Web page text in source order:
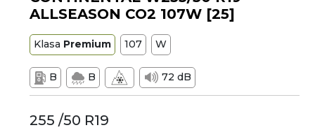
ALLSEASON CO2 107W [25]
Klasa Premium 107 W
B B 72 dB
255 /50 R19